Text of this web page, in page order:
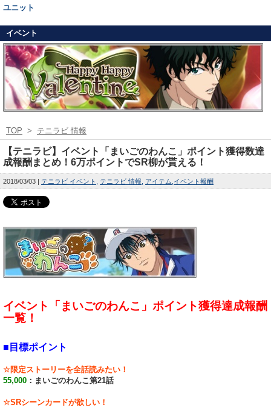
ユニット
イベント
TOP > テニラビ 情報
【テニラビ】イベント「まいごのわんこ」ポイント獲得数達
成報酬まとめ！6万ポイントでSR柳が貰える！
2018/03/03 テニラビ イベント テニラビ 情報 アイテム イベント報酬
イベント「まいごのわんこ」ポイント獲得達成報酬
一覧！
■目標ポイント
☆限定ストーリーを全話読みたい！
55,000 ：まいごのわんこ第21話
☆SRシーンカードが欲しい！